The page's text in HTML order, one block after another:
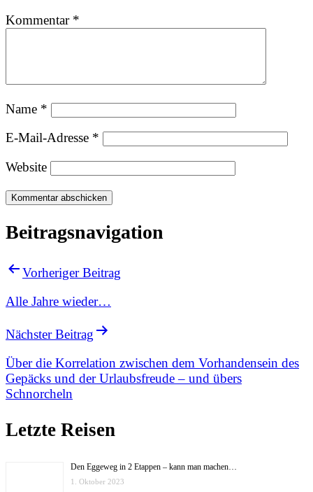
Kommentar *
Name *
E-Mail-Adresse *
Website
Beitragsnavigation
Vorheriger Beitrag
Alle Jahre wieder…
Nächster Beitrag
Über die Korrelation zwischen dem Vorhandensein des
Gepäcks und der Urlaubsfreude – und übers
Schnorcheln
Letzte Reisen
Den Eggeweg in 2 Etappen – kann man machen…
1. Oktober 2023